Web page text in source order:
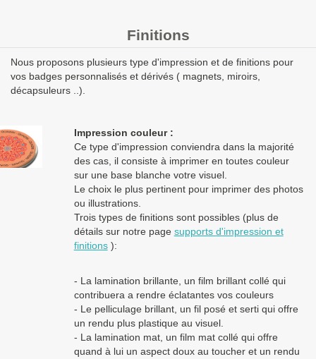
Les clients Français paient le prix TTC (TVA 20%).
Les clients dans l’Union Européenne possédant un numéro de
TVA intra-communautaire
paient le prix HT.
Les clients en dehors de l’Union européenne paient le prix HT.
Finitions
Nous proposons plusieurs type d'impression et de finitions pour
vos badges personnalisés et dérivés ( magnets, miroirs,
décapsuleurs ..).
Impression couleur :
Ce type d'impression conviendra dans la majorité
des cas, il consiste à imprimer en toutes couleur
sur une base blanche votre visuel.
Le choix le plus pertinent pour imprimer des photos
ou illustrations.
Trois types de finitions sont possibles (plus de
détails sur notre page supports d'impression et
finitions):
- La lamination brillante, un film brillant collé qui
contribuera a rendre éclatantes vos couleurs
- Le pelliculage brillant, un fil posé et serti qui offre
un rendu plus plastique au visuel.
- La lamination mat, un film mat collé qui offre
quand à lui un aspect doux au toucher et un rendu